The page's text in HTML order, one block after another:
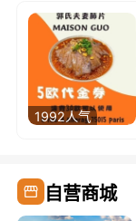
1992人气
自营商城